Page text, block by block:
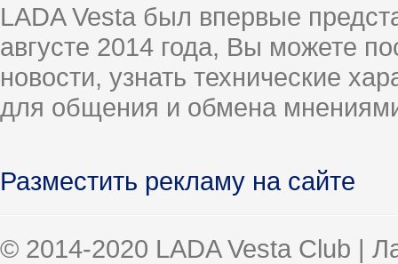
LADA Vesta был впервые
августе 2014 года, Вы можете
новости, узнать технические
для общения и обмена
Разместить рекламу на сайте
© 2014-2020 LADA Vesta Club |